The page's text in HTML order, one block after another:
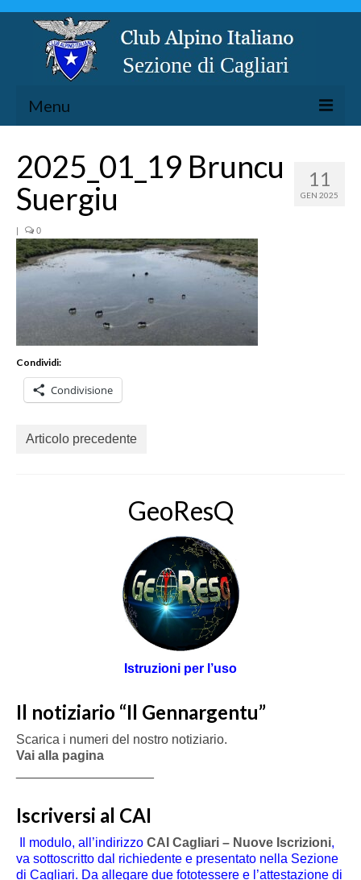
Menu
ESCURSIONISMO
SPELEOLOGIA
ARRAMPICATA
CICLOESCURSIONISMO
11
GEN 2025
2025_01_19 Bruncu
Suergiu
| 0
Condividi:
Condivisione
Articolo precedente
GeoResQ
Istruzioni per l’uso
Il notiziario “Il Gennargentu”
Scarica i numeri del nostro notiziario.
Vai alla pagina
Iscriversi al CAI
Il modulo, all’indirizzo CAI Cagliari – Nuove Iscrizioni,
va sottoscritto dal richiedente e presentato nella Sezione
di Cagliari. Da allegare due fototessere e l’attestazione di